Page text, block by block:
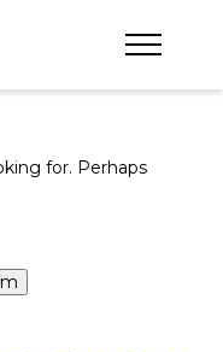
for. Perhaps